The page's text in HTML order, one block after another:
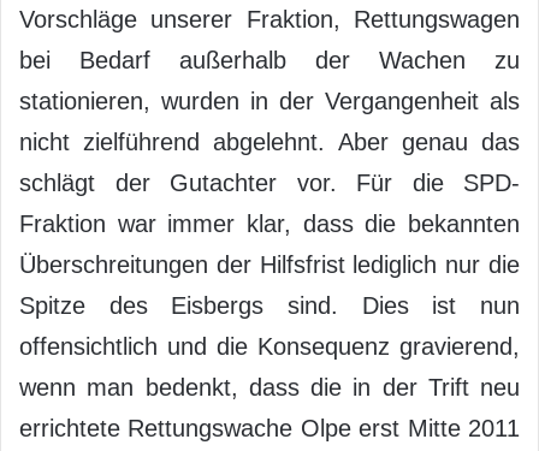
Vorschläge unserer Fraktion, Rettungswagen
bei Bedarf außerhalb der Wachen zu
stationieren, wurden in der Vergangenheit als
nicht zielführend abgelehnt. Aber genau das
schlägt der Gutachter vor. Für die SPD-
Fraktion war immer klar, dass die bekannten
Überschreitungen der Hilfsfrist lediglich nur die
Spitze des Eisbergs sind. Dies ist nun
offensichtlich und die Konsequenz gravierend,
wenn man bedenkt, dass die in der Trift neu
errichtete Rettungswache Olpe erst Mitte 2011